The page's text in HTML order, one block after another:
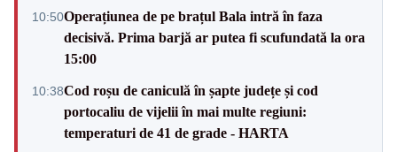
10:50Operațiunea de pe brațul Bala intră în faza
decisivă. Prima barjă ar putea fi scufundată la ora
15:00
10:38Cod roșu de caniculă în șapte județe și cod
portocaliu de vijelii în mai multe regiuni:
temperaturi de 41 de grade - HARTA